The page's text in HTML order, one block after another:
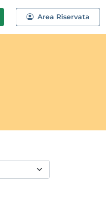
Area Riservata